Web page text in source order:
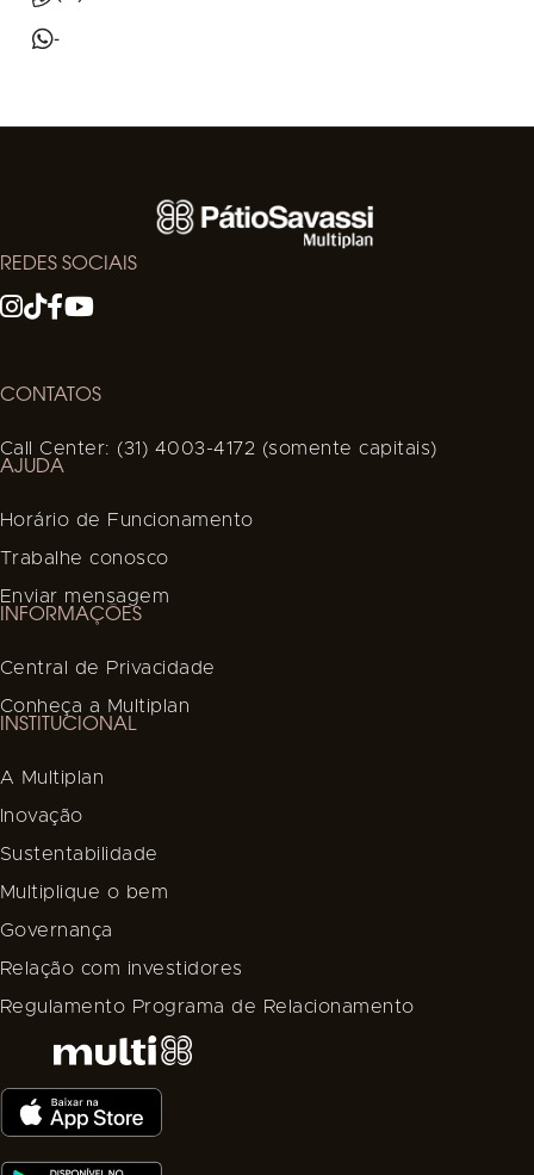
-
REDES SOCIAIS
CONTATOS
Call Center: (31) 4003-4172 (somente capitais)
AJUDA
Horário de Funcionamento
Trabalhe conosco
Enviar mensagem
INFORMAÇÕES
Central de Privacidade
Conheça a Multiplan
INSTITUCIONAL
A Multiplan
Inovação
Sustentabilidade
Multiplique o bem
Governança
Relação com investidores
Regulamento Programa de Relacionamento